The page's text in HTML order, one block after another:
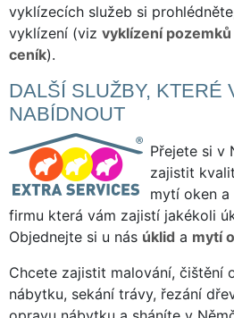
vyklízecích služeb si
vyklízení (viz vyklízení
ceník).
DALŠÍ SLUŽBY, KTERÉ
NABÍDNOUT
Přejete si v
zajistit
mytí oken
firmu která vám zajistí jakékoli
Objednejte si u nás úklid a mytí
Chcete zajistit malování, čištění
nábytku, sekání trávy, řezání